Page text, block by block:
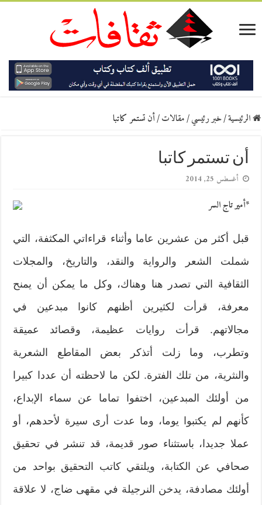
الرئيسية/خبر رئيسي/مقالات/أن تستمر كاتبا
أن تستمر كاتبا
أغسطس 25, 2014
*أمير تاج السر
قبل أكثر من عشرين عاما وأثناء قراءاتي المكثفة، التي
شملت الشعر والرواية والنقد، والتاريخ، والمجلات
الثقافية التي تصدر هنا وهناك، وكل ما يمكن أن يمنح
معرفة، قرأت لكثيرين أظنهم كانوا مبدعين في
مجالاتهم. قرأت روايات عظيمة، وقصائد عميقة
وتطرب، وما زلت أتذكر بعض المقاطع الشعرية
والنثرية، من تلك الفترة. لكن ما لاحظته أن عددا كبيرا
من أولئك المبدعين، اختفوا تماما عن سماء الإبداع،
كأنهم لم يكتبوا يوما، وما عدت أرى سيرة لأحدهم، أو
عملا جديدا، باستثناء صور قديمة، قد تنشر في تحقيق
صحافي عن الكتابة، ويلتقي كاتب التحقيق بواحد من
أولئك مصادفة، يدخن النرجيلة في مقهى ضاج، لا علاقة